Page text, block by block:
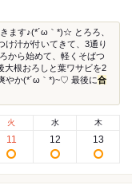
ます♪(*´ω｀*)☆ とろろ、
け汁が付いてきて、3通り
から始めて、軽くそばつ
大根おろしと葉ワサビを2
やか(*´ω｀*)~♡ 最後に合
火
11
水
12
木
13